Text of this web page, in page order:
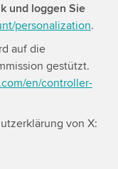
und loggen Sie
personalization.
auf die
gestützt.
en/controller-
von X: